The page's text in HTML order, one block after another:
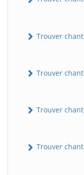
Trouver
Trouver
Trouver
Trouver